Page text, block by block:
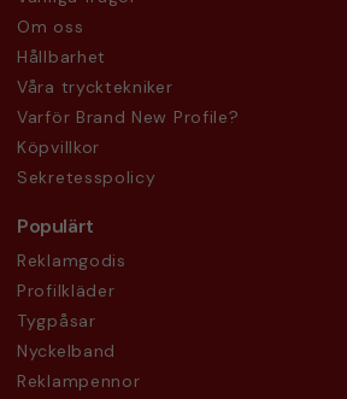
Om oss
Hållbarhet
Våra trycktekniker
Varför Brand New Profile?
Köpvillkor
Sekretesspolicy
Populärt
Reklamgodis
Profilkläder
Tygpåsar
Nyckelband
Reklampennor